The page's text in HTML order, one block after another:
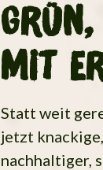
mit
Statt weit
jetzt
nachhaltiger,